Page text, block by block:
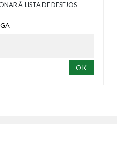
Ã LISTA DE DESEJOS